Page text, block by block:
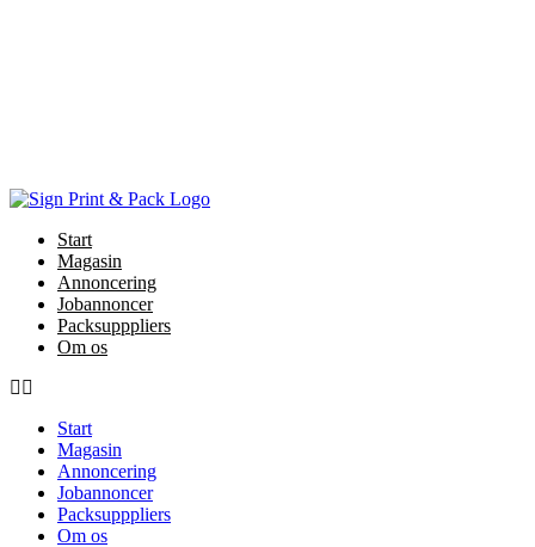
Start
Magasin
Annoncering
Jobannoncer
Packsupppliers
Om os
Start
Magasin
Annoncering
Jobannoncer
Packsupppliers
Om os